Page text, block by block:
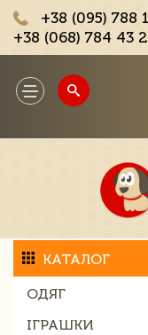
+38 (095) 788
+38 (068) 784 43
Toggle
navigation
КАТАЛОГ
ОДЯГ
ІГРАШКИ